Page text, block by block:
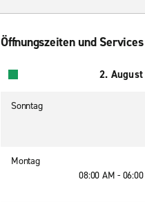
Öffnungszeiten und Services
2.
Sonntag
Montag
08:00 AM -